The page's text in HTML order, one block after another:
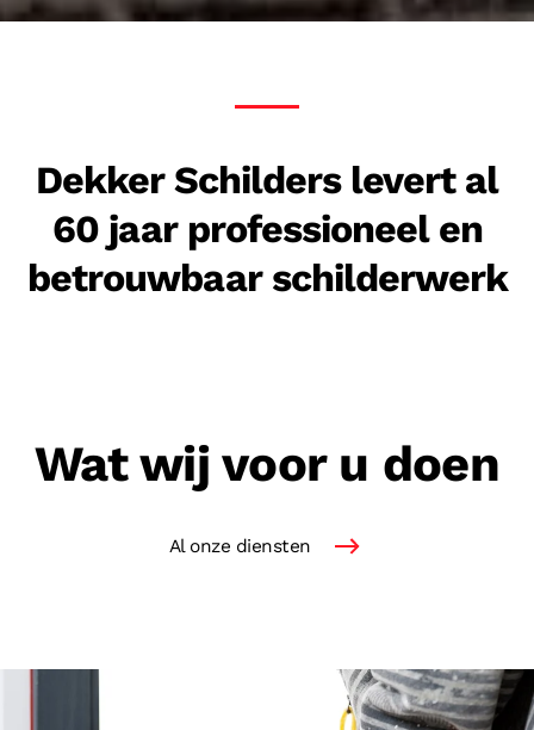
Dekker Schilders levert al
60 jaar professioneel en
betrouwbaar schilderwerk
Wat wij voor u doen
Al onze diensten